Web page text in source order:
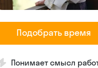
Подобрать время
Понимает смысл